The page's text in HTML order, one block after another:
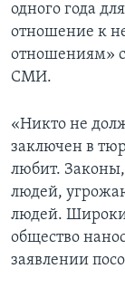
одного года
отношение к
отношениям»
СМИ.
«Никто не
заключен в
любит.
людей,
людей.
общество
заявлении